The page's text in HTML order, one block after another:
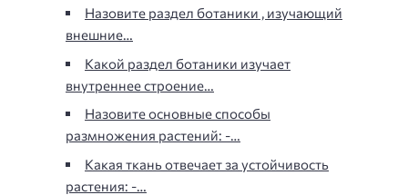
Назовите раздел ботаники , изучающий
внешние…
Какой раздел ботаники изучает
внутреннее строение…
Назовите основные способы
размножения растений: -…
Какая ткань отвечает за устойчивость
растения: -…